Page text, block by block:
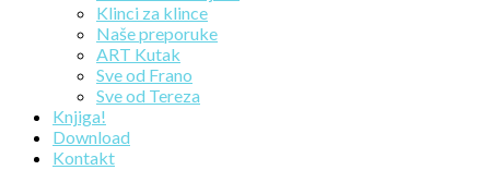
Klinci za klince
Naše preporuke
ART Kutak
Sve od Frano
Sve od Tereza
Knjiga!
Download
Kontakt